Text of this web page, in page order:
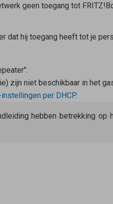
geen toegang tot
dat hij toegang heeft tot je
zijn niet beschikbaar in het
per DHCP.
hebben betrekking op